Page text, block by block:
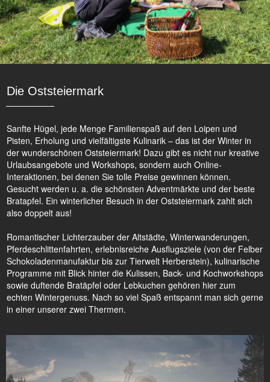
Die Oststeiermark
Sanfte Hügel, jede Menge Familienspaß auf den Loipen und
Pisten, Erholung und vielfältigste Kulinarik – das ist der Winter in
der wunderschönen Oststeiermark! Dazu gibt es nicht nur kreative
Urlaubsangebote und Workshops, sondern auch Online-
Interaktionen, bei denen Sie tolle Preise gewinnen können.
Gesucht werden u. a. die schönsten Adventmärkte und der beste
Bratapfel. Ein winterlicher Besuch in der Oststeiermark zahlt sich
also doppelt aus!
Romantischer Lichterzauber der Altstädte, Winterwanderungen,
Pferdeschlittenfahrten, erlebnisreiche Ausflugsziele (von der Felber
Schokoladenmanufaktur bis zur Tierwelt Herberstein), kulinarische
Programme mit Blick hinter die Kulissen, Back- und Kochworkshops
sowie duftende Bratäpfel oder Lebkuchen gehören hier zum
echten Wintergenuss. Nach so viel Spaß entspannt man sich gerne
in einer unserer zwei Thermen.